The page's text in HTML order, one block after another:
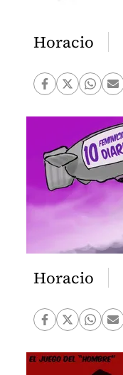
Horacio
Horacio